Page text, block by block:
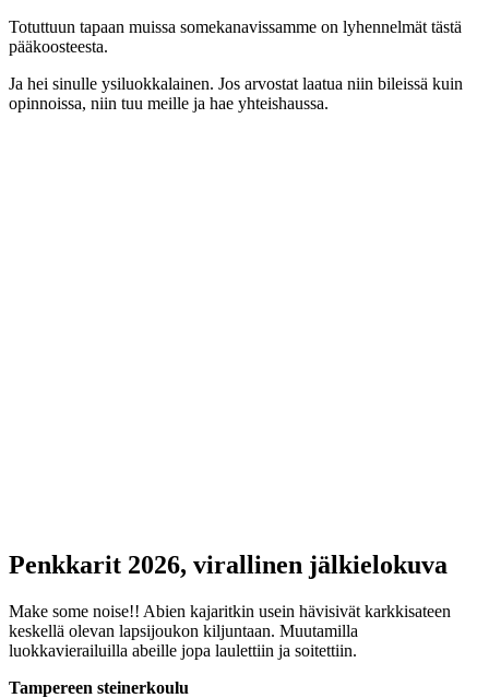
Totuttuun tapaan muissa somekanavissamme on lyhennelmät tästä
pääkoosteesta.
Ja hei sinulle ysiluokkalainen. Jos arvostat laatua niin bileissä kuin
opinnoissa, niin tuu meille ja hae yhteishaussa.
Penkkarit 2026, virallinen jälkielokuva
Make some noise!! Abien kajaritkin usein hävisivät karkkisateen
keskellä olevan lapsijoukon kiljuntaan. Muutamilla
luokkavierailuilla abeille jopa laulettiin ja soitettiin.
Tampereen steinerkoulu